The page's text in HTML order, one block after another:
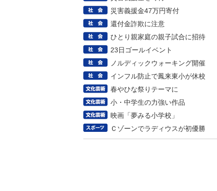
災害義援金47万円寄付
還付金詐欺に注意
ひとり親家庭の親子試合に招待
23日ゴールイベント
ノルディックウォーキング開催
インフル防止で鳳来東小が休校
春やひな祭りテーマに
小・中学生の力強い作品
映画「夢みる小学校」
Ｃゾーンでラディウスが初優勝